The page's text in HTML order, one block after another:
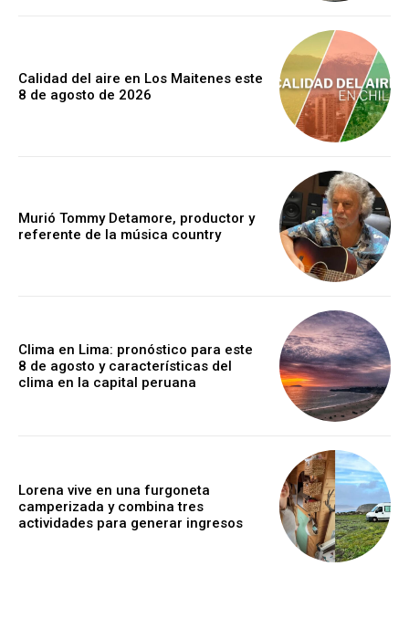
Calidad del aire en Los Maitenes este
8 de agosto de 2026
Murió Tommy Detamore, productor y
referente de la música country
Clima en Lima: pronóstico para este
8 de agosto y características del
clima en la capital peruana
Lorena vive en una furgoneta
camperizada y combina tres
actividades para generar ingresos